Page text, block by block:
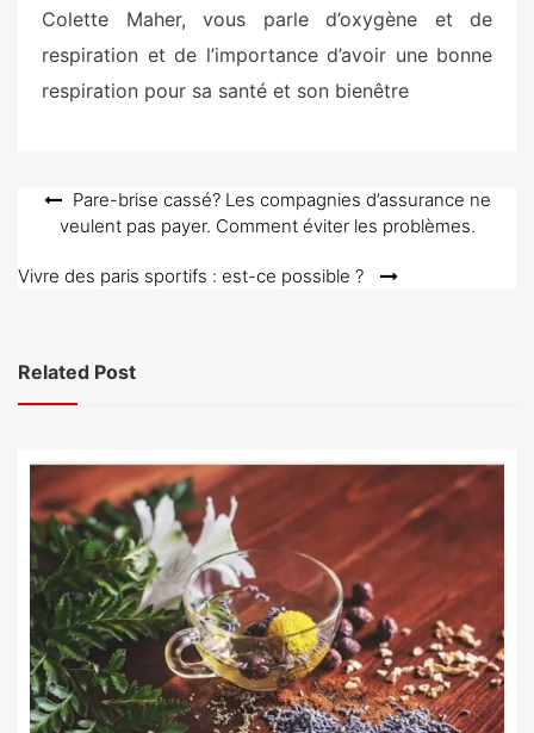
Colette Maher, vous parle d’oxygène et de
respiration et de l’importance d’avoir une bonne
respiration pour sa santé et son bienêtre
Navigation
l’article
Pare-brise cassé? Les compagnies d’assurance ne
veulent pas payer. Comment éviter les problèmes.
Vivre des paris sportifs : est-ce possible ?
Related Post